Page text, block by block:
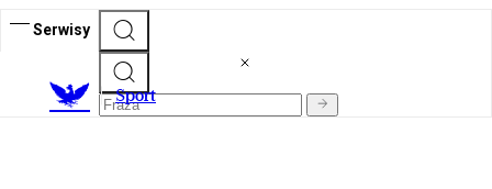
Serwisy
Sport